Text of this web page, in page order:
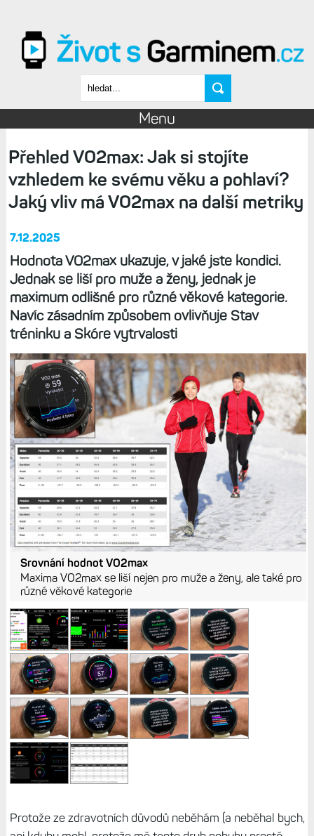
Vyhledávání
Menu
Přehled VO2max: Jak si stojíte
vzhledem ke svému věku a pohlaví?
Jaký vliv má VO2max na další metriky
7.12.2025
Hodnota VO2max ukazuje, v jaké jste kondici.
Jednak se liší pro muže a ženy, jednak je
maximum odlišné pro různé věkové kategorie.
Navíc zásadním způsobem ovlivňuje Stav
tréninku a Skóre vytrvalosti
Srovnání hodnot VO2max
Maxima VO2max se liší nejen pro muže a ženy, ale také pro
různé věkové kategorie
Protože ze zdravotních důvodů neběhám (a neběhal bych,